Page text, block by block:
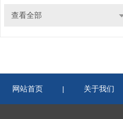
查看全部
网站首页 | 关于我们